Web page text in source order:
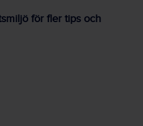
för fler tips och